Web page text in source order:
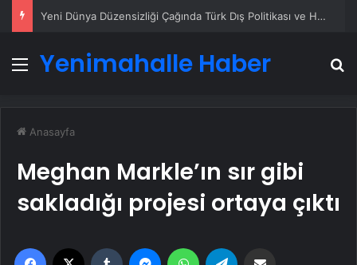
Yeni Dünya Düzensizliği Çağında Türk Dış Politikası ve Hakan Fidan Faktörü
Menü
Yenimahalle Haber
Anasayfa
Meghan Markle’ın sır gibi
sakladığı projesi ortaya çıktı
Facebook Tumblr MessengerWhatsApp